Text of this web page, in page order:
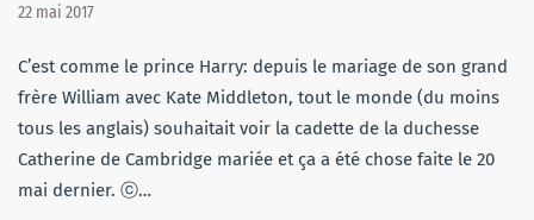
22 mai 2017
C’est comme le prince Harry: depuis le mariage de son grand
frère William avec Kate Middleton, tout le monde (du moins
tous les anglais) souhaitait voir la cadette de la duchesse
Catherine de Cambridge mariée et ça a été chose faite le 20
mai dernier. ⓒ…